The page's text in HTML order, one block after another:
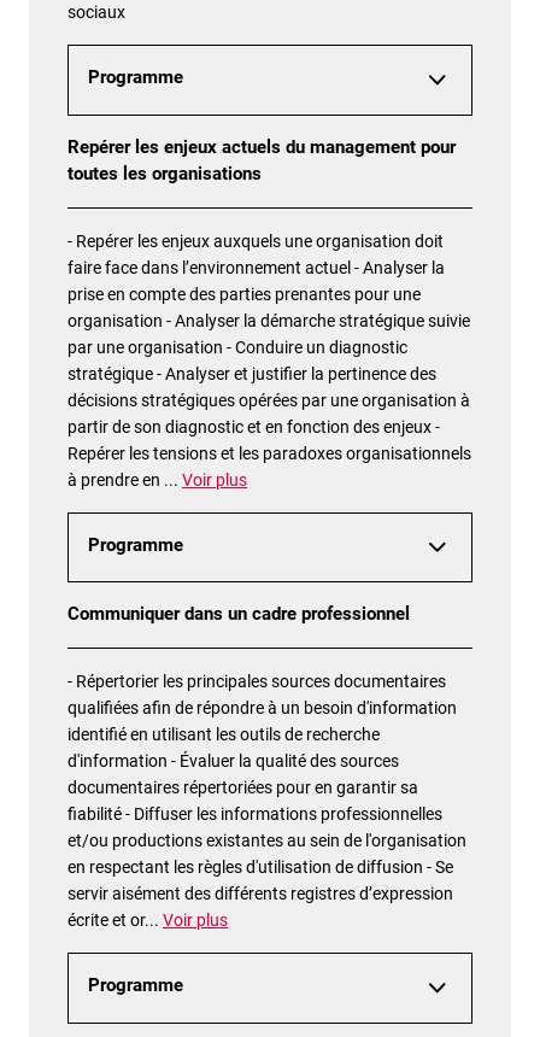
sociaux
Programme
Repérer les enjeux actuels du management pour
toutes les organisations
- Repérer les enjeux auxquels une organisation doit
faire face dans l’environnement actuel - Analyser la
prise en compte des parties prenantes pour une
organisation - Analyser la démarche stratégique suivie
par une organisation - Conduire un diagnostic
stratégique - Analyser et justifier la pertinence des
décisions stratégiques opérées par une organisation à
partir de son diagnostic et en fonction des enjeux -
Repérer les tensions et les paradoxes organisationnels
à prendre en ... Voir plus
Programme
Communiquer dans un cadre professionnel
- Répertorier les principales sources documentaires
qualifiées afin de répondre à un besoin d'information
identifié en utilisant les outils de recherche
d'information - Évaluer la qualité des sources
documentaires répertoriées pour en garantir sa
fiabilité - Diffuser les informations professionnelles
et/ou productions existantes au sein de l'organisation
en respectant les règles d'utilisation de diffusion - Se
servir aisément des différents registres d’expression
écrite et or... Voir plus
Programme